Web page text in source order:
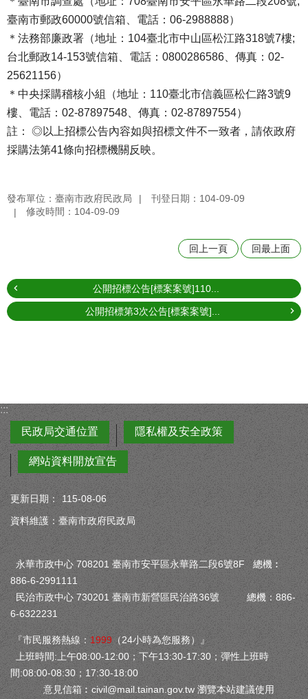
臺南市郵政60000號信箱、電話：06-2988888）
＊法務部廉政署（地址：104臺北市中山區松江路318號7樓;
台北郵政14-153號信箱、電話：0800286586、傳真：02-
25621156）
＊中央採購稽核小組（地址：110臺北市信義區松仁路3號9
樓、電話：02-87897548、傳真：02-87897554）
註： ◎以上招標公告內容如與招標文件不一致者，請依政府
採購法第41條向招標機關反映。
發布單位：臺南市政府民政局
刊登日期：104-09-09
修改時間：104-09-09
回上一頁 回最上面
公開招標公告[標案案號]110...
公開招標第3次公告[標案案號]...
:::
民政局交通位置
隱私權及安全政策
網站資料開放宣告
更新日期：
115-08-06
資料維護：臺南市政府民政局
永華市政中心 708201 臺南市安平區永華路二段6號8F 總機︰
886-6-2991111
民治市政中心 730201 臺南市新營區民治路36號 總機：886-
6-6322231
『市民服務熱線： 1999 （24小時為您服務）』
上班時間:上午08:00-12:00；下午13:30-17:30；彈性上班時
間:08:00-08:30；17:30-18:00
意見信箱︰ civil@mail.tainan.gov.tw 瀏覽本站建議使用